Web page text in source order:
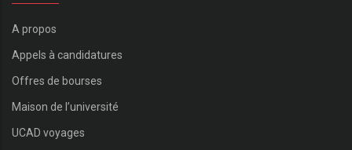
A propos
Appels à candidatures
Offres de bourses
Maison de l’université
UCAD voyages